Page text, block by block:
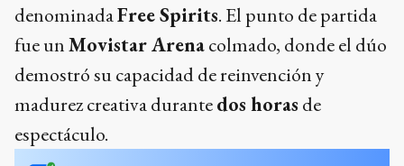
denominadaFree Spirits. El punto de partida
fue unMovistar Arenacolmado, donde el dúo
demostró su capacidad de reinvención y
madurez creativa durantedos horas de
espectáculo.